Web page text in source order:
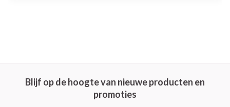
Blijf op de hoogte van nieuwe producten en
promoties